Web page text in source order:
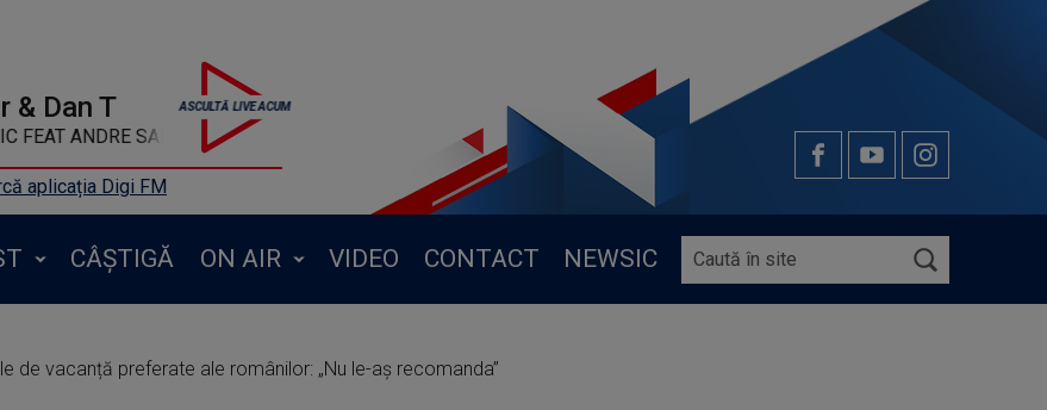
& Dan T
MUSIC FEAT ANDRE SARATE & ADOLFO CELDRAN - Bella Ciao
aplicația Digi FM
CÂȘTIGĂ ON AIR VIDEO CONTACT NEWSIC
de vacanță preferate ale românilor: „Nu le-aș recomanda”